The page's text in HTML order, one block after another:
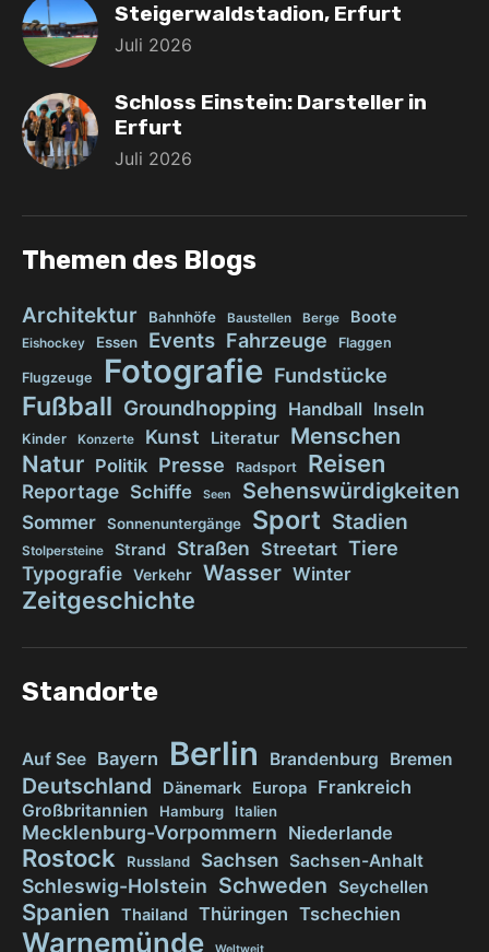
Steigerwaldstadion, Erfurt
Juli 2026
Schloss Einstein: Darsteller in
Erfurt
Juli 2026
Themen des Blogs
Architektur Bahnhöfe Baustellen Berge Boote
Eishockey Essen Events Fahrzeuge Flaggen
Flugzeuge Fotografie Fundstücke
Fußball Groundhopping Handball Inseln
Kinder Konzerte Kunst Literatur Menschen
Natur Politik Presse Radsport Reisen
Reportage Schiffe Seen Sehenswürdigkeiten
Sommer Sonnenuntergänge Sport Stadien
Stolpersteine Strand Straßen Streetart Tiere
Typografie Verkehr Wasser Winter
Zeitgeschichte
Standorte
Auf See Bayern Berlin Brandenburg Bremen
Deutschland Dänemark Europa Frankreich
Großbritannien Hamburg Italien
Mecklenburg-Vorpommern Niederlande
Rostock Russland Sachsen Sachsen-Anhalt
Schleswig-Holstein Schweden Seychellen
Spanien Thailand Thüringen Tschechien
Warnemünde